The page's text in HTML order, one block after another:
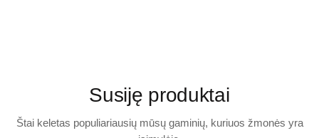
Susiję produktai
Štai keletas populiariausių mūsų gaminių, kuriuos žmonės yra